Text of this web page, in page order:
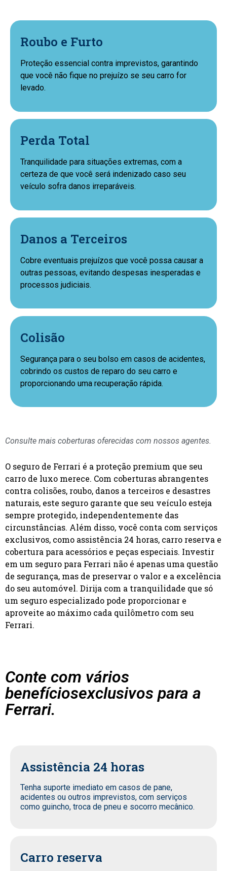
Roubo e Furto
Proteção essencial contra imprevistos, garantindo
que você não fique no prejuízo se seu carro for
levado.
Perda Total
Tranquilidade para situações extremas, com a
certeza de que você será indenizado caso seu
veículo sofra danos irreparáveis.
Danos a Terceiros
Cobre eventuais prejuízos que você possa causar a
outras pessoas, evitando despesas inesperadas e
processos judiciais.
Colisão
Segurança para o seu bolso em casos de acidentes,
cobrindo os custos de reparo do seu carro e
proporcionando uma recuperação rápida.
Consulte mais coberturas oferecidas com nossos agentes.
O seguro de Ferrari é a proteção premium que seu
carro de luxo merece. Com coberturas abrangentes
contra colisões, roubo, danos a terceiros e desastres
naturais, este seguro garante que seu veículo esteja
sempre protegido, independentemente das
circunstâncias. Além disso, você conta com serviços
exclusivos, como assistência 24 horas, carro reserva e
cobertura para acessórios e peças especiais. Investir
em um seguro para Ferrari não é apenas uma questão
de segurança, mas de preservar o valor e a excelência
do seu automóvel. Dirija com a tranquilidade que só
um seguro especializado pode proporcionar e
aproveite ao máximo cada quilômetro com seu
Ferrari.
Conte com vários
benefíciosexclusivos para a
Ferrari.
Assistência 24 horas
Tenha suporte imediato em casos de pane,
acidentes ou outros imprevistos, com serviços
como guincho, troca de pneu e socorro mecânico.
Carro reserva